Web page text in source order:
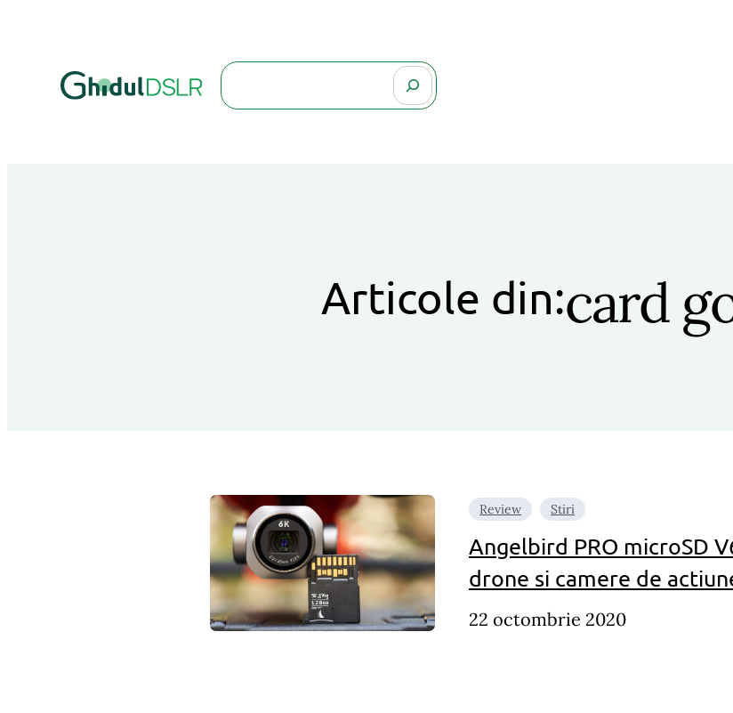
Search
Articole din:card
Review Stiri
Angelbird PRO microSD
drone si camere de
22 octombrie 2020